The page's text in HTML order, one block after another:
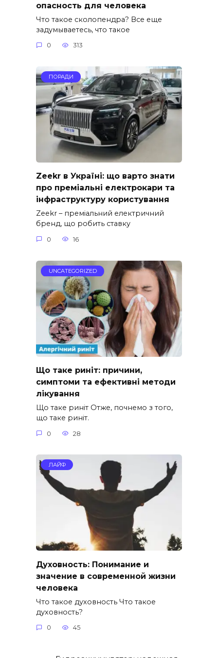
опасность для человека
Что такое сколопендра? Все еще
задумываетесь, что такое
0 313
ПОРАДИ
Zeekr в Україні: що варто знати
про преміальні електрокари та
інфраструктуру користування
Zeekr – преміальний електричний
бренд, що робить ставку
0 16
UNCATEGORIZED
Що таке риніт: причини,
симптоми та ефективні методи
лікування
Що таке риніт Отже, почнемо з того,
що таке риніт.
0 28
ЛАЙФ
Духовность: Понимание и
значение в современной жизни
человека
Что такое духовность Что такое
духовность?
0 45